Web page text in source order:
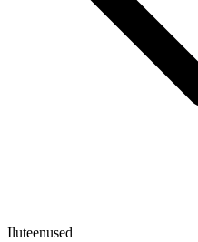
Iluteenused